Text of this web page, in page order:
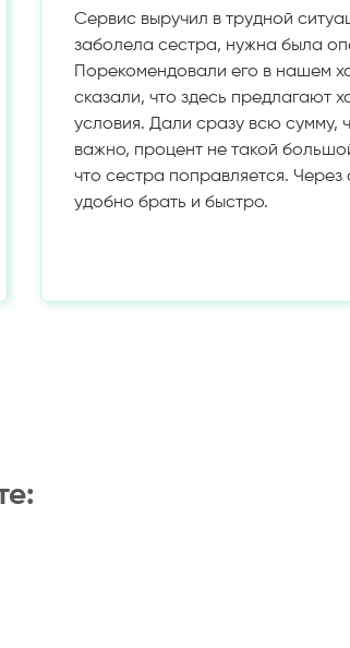
Сервис выручил в трудной
заболела сестра, нужна была
Порекомендовали его в нашем
сказали, что здесь предлагают
условия. Дали сразу всю сумму,
важно, процент не такой
что сестра поправляется. Через
удобно брать и быстро.